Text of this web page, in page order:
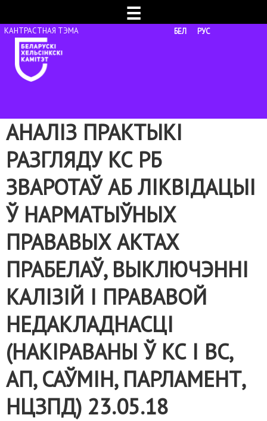
☰
БЕЛ РУС
АНАЛІЗ ПРАКТЫКІ
РАЗГЛЯДУ КС РБ
ЗВАРОТАЎ АБ ЛІКВІДАЦЫІ
Ў НАРМАТЫЎНЫХ
ПРАВАВЫХ АКТАХ
ПРАБЕЛАЎ, ВЫКЛЮЧЭННІ
КАЛІЗІЙ І ПРАВАВОЙ
НЕДАКЛАДНАСЦІ
(НАКІРАВАНЫ Ў КС І ВС,
АП, САЎМІН, ПАРЛАМЕНТ,
НЦЗПД) 23.05.18